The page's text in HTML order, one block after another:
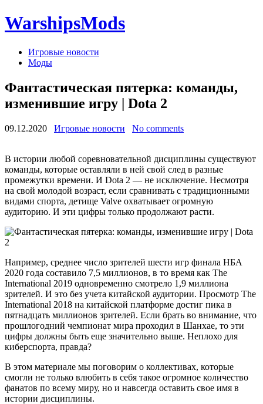
WarshipsMods
Игровые новости
Моды
Фантастическая пятерка: команды,
изменившие игру | Dota 2
09.12.2020 Игровые новости No comments
В истории любой соревновательной дисциплины существуют
команды, которые оставляли в ней свой след в разные
промежутки времени. И Dota 2 — не исключение. Несмотря
на свой молодой возраст, если сравнивать с традиционными
видами спорта, детище Valve охватывает огромную
аудиторию. И эти цифры только продолжают расти.
Например, среднее число зрителей шести игр финала НБА
2020 года составило 7,5 миллионов, в то время как The
International 2019 одновременно смотрело 1,9 миллиона
зрителей. И это без учета китайской аудитории. Просмотр The
International 2018 на китайской платформе достиг пика в
пятнадцать миллионов зрителей. Если брать во внимание, что
прошлогодний чемпионат мира проходил в Шанхае, то эти
цифры должны быть еще значительно выше. Неплохо для
киберспорта, правда?
В этом материале мы поговорим о коллективах, которые
смогли не только влюбить в себя такое огромное количество
фанатов по всему миру, но и навсегда оставить свое имя в
истории дисциплины.